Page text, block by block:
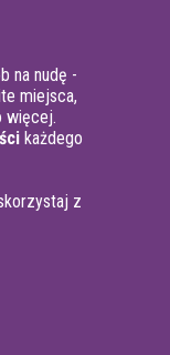
na nudę -
miejsca,
więcej.
każdego
z